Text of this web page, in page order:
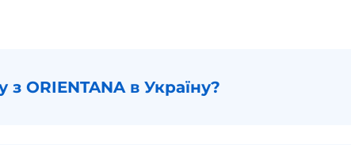
ORIENTANA в Україну?